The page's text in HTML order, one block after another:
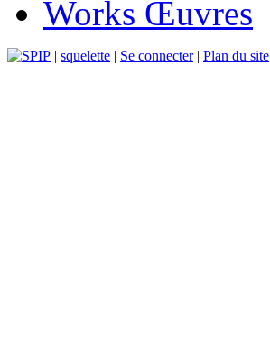
Works Œuvres
| squelette | Se connecter| Plan du site